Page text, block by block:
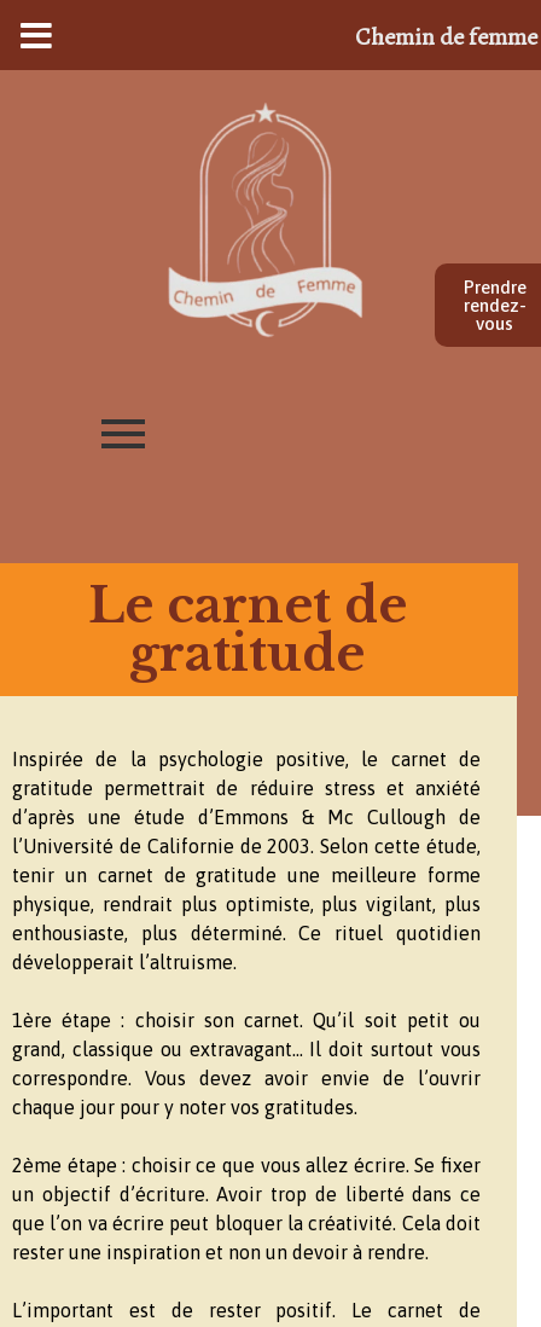
Prendre
rendez-
vous
Le carnet de
gratitude
Inspirée de la psychologie positive, le carnet de
gratitude permettrait de réduire stress et anxiété
d’après une étude d’Emmons & Mc Cullough de
l’Université de Californie de 2003. Selon cette étude,
tenir un carnet de gratitude une meilleure forme
physique, rendrait plus optimiste, plus vigilant, plus
enthousiaste, plus déterminé. Ce rituel quotidien
développerait l’altruisme.
1ère étape : choisir son carnet. Qu’il soit petit ou
grand, classique ou extravagant… Il doit surtout vous
correspondre. Vous devez avoir envie de l’ouvrir
chaque jour pour y noter vos gratitudes.
2ème étape : choisir ce que vous allez écrire. Se fixer
un objectif d’écriture. Avoir trop de liberté dans ce
que l’on va écrire peut bloquer la créativité. Cela doit
rester une inspiration et non un devoir à rendre.
L’important est de rester positif. Le carnet de
Chemin de femme